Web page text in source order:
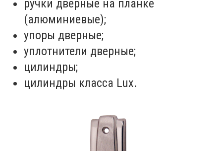
ручки дверные на планке
(алюминиевые);
упоры дверные;
уплотнители дверные;
цилиндры;
цилиндры класса Lux.